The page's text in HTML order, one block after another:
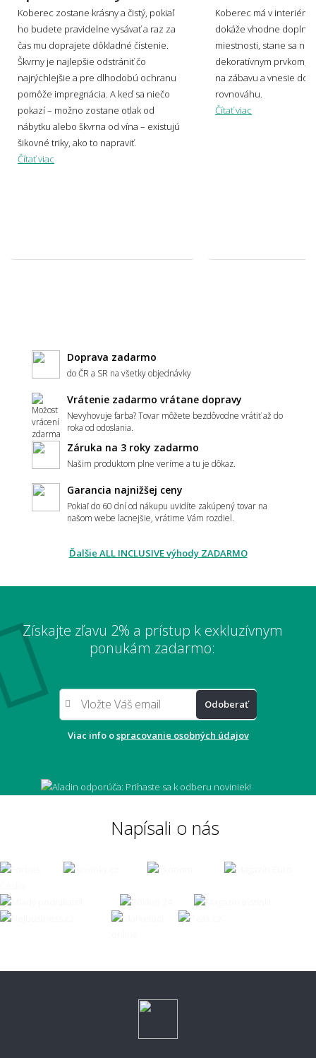
🎨 Dizajn farby a štýl
👨‍Odpovede nižšie boli písané v spolupráci s profesionálnym
dizajnérom Miroslavom Holešom.
Aké sú súčasné trendy v motívoch
kobercov?
Ako zladiť koberec s nábytkom a podlahou?
Aký koberec zvoliť do moderného interiéru?
Aký veľký koberec zvoliť pod sedačku?
Aký veľký presah má mať koberec pod
stolom?
Môže mi koberec opticky zväčšiť miestnosť?
👣 Pohodlie a každodenné používanie
naboso?
Aký typ koberca je najpohodlnejší?
Koberec zostane krásny a čistý, pokiaľ
ho budete pravidelne vysávať a raz za
čas mu doprajete dôkladné čistenie.
Škvrny je najlepšie odstrániť čo
najrýchlejšie a pre dlhodobú ochranu
pomôže impregnácia. A keď sa niečo
pokazí – možno zostane otlak od
nábytku alebo škvrna od vína – existujú
šikovné triky, ako to napraviť.
Čítať viac
Koberec má v interiéri
dokáže vhodne doplniť
miestnosti, stane sa
dekoratívnym prvkom,
na zábavu a vnesie do
rovnováhu.
Čítať viac
Doprava zadarmo
do ČR a SR na všetky objednávky
Vrátenie zadarmo vrátane dopravy
Nevyhovuje farba? Tovar môžete bezdôvodne vrátiť až do
roka od odoslania.
Záruka na 3 roky zadarmo
Našim produktom plne veríme a tu je dôkaz.
Garancia najnižšej ceny
Pokiaľ do 60 dní od nákupu uvidíte zakúpený tovar na
našom webe lacnejšie, vrátime Vám rozdiel.
Ďalšie ALL INCLUSIVE výhody ZADARMO
Získajte zľavu 2% a prístup k exkluzívnym
ponukám zadarmo:
Odoberať
Viac info ospracovanie osobných údajov
Napísali o nás